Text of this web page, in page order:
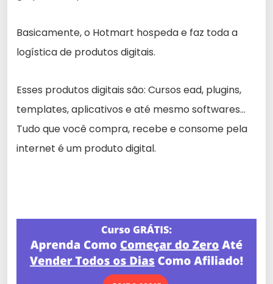
Basicamente, o Hotmart hospeda e faz toda a
logística de produtos digitais.
Esses produtos digitais são: Cursos ead, plugins,
templates, aplicativos e até mesmo softwares…
Tudo que você compra, recebe e consome pela
internet é um produto digital.